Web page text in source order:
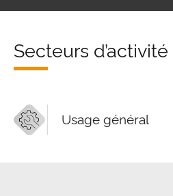
Secteurs d’activité
Usage général